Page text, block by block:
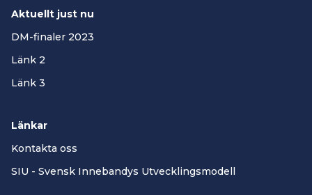
Aktuellt just nu
DM-finaler 2023
Länk 2
Länk 3
Länkar
Kontakta oss
SIU - Svensk Innebandys Utvecklingsmodell